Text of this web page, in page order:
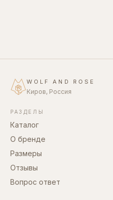
WOLF AND ROSE
Киров, Россия
РАЗДЕЛЫ
Каталог
О бренде
Размеры
Отзывы
Вопрос ответ